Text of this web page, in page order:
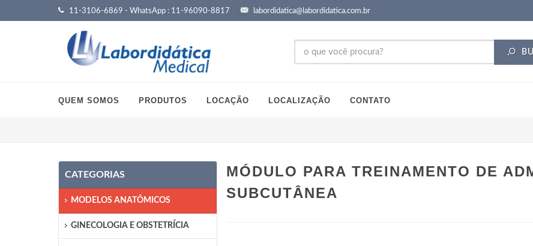
11-3106-6869 - WhatsApp : 11-96090-8817 labordidatica@labordidatica.com.br
QUEM SOMOS PRODUTOS LOCAÇÃO LOCALIZAÇÃO CONTATO
CATEGORIAS
MODELOS ANATÔMICOS
GINECOLOGIA E OBSTETRÍCIA
MÓDULO PARA TREINAMENTO DE
SUBCUTÂNEA